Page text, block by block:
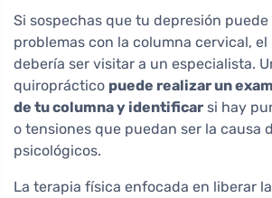
Si sospechas que tu depresión
problemas con la columna cervical, el
debería ser visitar a un especialista.
quiropráctico puede realizar un
de tu columna y identificar si hay
o tensiones que puedan ser la causa
psicológicos.
La terapia física enfocada en liberar